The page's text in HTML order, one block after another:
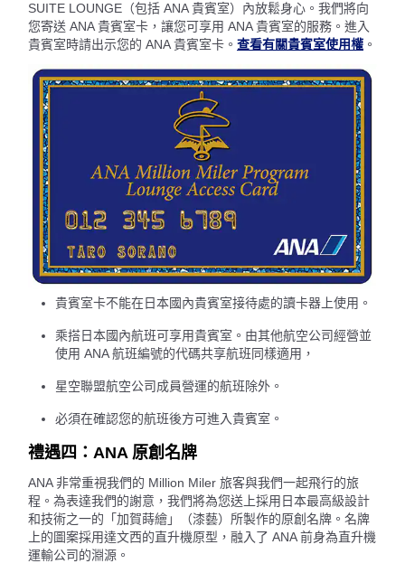
SUITE LOUNGE（包括 ANA 貴賓室）內放鬆身心。我們將向
您寄送 ANA 貴賓室卡，讓您可享用 ANA 貴賓室的服務。進入
貴賓室時請出示您的 ANA 貴賓室卡。 查看有關貴賓室使用權 。
貴賓室卡不能在日本國內貴賓室接待處的讀卡器上使用。
乘搭日本國內航班可享用貴賓室。由其他航空公司經營並
使用 ANA 航班編號的代碼共享航班同樣適用，
星空聯盟航空公司成員營運的航班除外。
必須在確認您的航班後方可進入貴賓室。
禮遇四：ANA 原創名牌
ANA 非常重視我們的 Million Miler 旅客與我們一起飛行的旅
程。為表達我們的謝意，我們將為您送上採用日本最高級設計
和技術之一的「加賀蒔繪」（漆藝）所製作的原創名牌。名牌
上的圖案採用達文西的直升機原型，融入了 ANA 前身為直升機
運輸公司的淵源。